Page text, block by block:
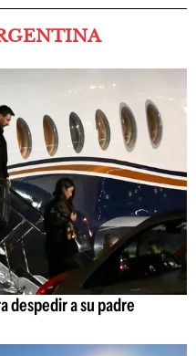
despedir a su padre